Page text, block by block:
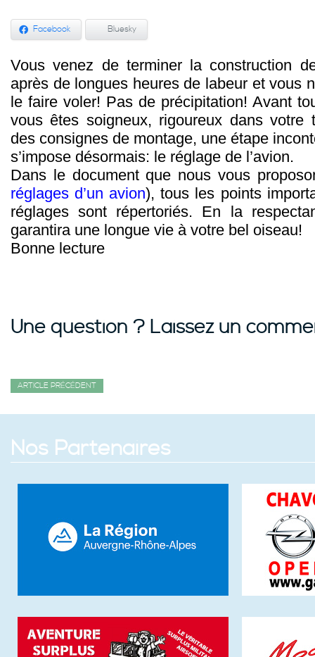
Facebook Bluesky
Vous venez de terminer la construction
après de longues heures de labeur et vous
le faire voler! Pas de précipitation! Avant
vous êtes soigneux, rigoureux dans votre
des consignes de montage, une étape
s’impose désormais: le réglage de l’avion.
Dans le document que nous vous
réglages d’un avion), tous les points
réglages sont répertoriés. En la
garantira une longue vie à votre bel oiseau!
Bonne lecture
Une question ? Laissez un
ARTICLE PRÉCÉDENT
Nos Partenaires